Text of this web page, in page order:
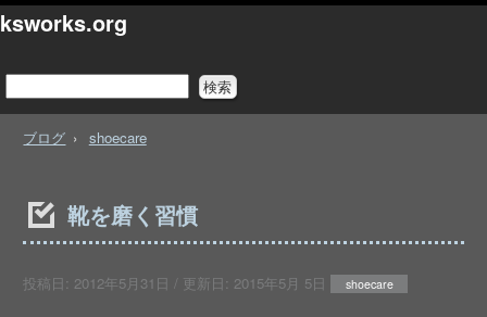
ksworks.org
ブログ shoecare
靴を磨く習慣
投稿日: 2012年5月31日 / 更新日: 2015年5月 5日 shoecare